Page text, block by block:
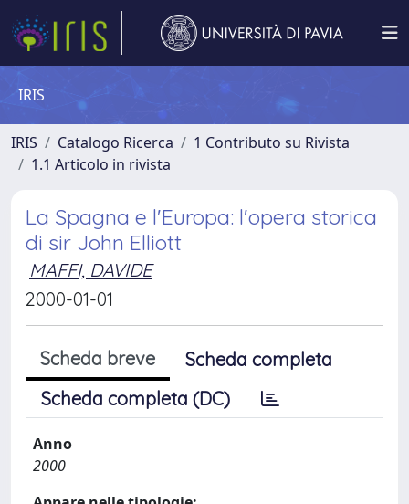
IRIS
IRIS Catalogo Ricerca
1 Contributo su Rivista
1.1 Articolo in rivista
La Spagna e l'Europa: l'opera storica
di sir John Elliott
MAFFI, DAVIDE
2000-01-01
Scheda breve
Scheda completa
Scheda completa (DC)
Anno
2000